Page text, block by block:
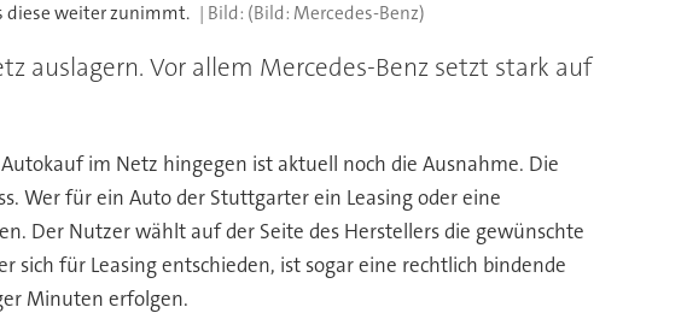
diese weiter zunimmt. (Bild: Mercedes-Benz)
auslagern. Vor allem Mercedes-Benz setzt stark auf
im Netz hingegen ist aktuell noch die Ausnahme. Die
Wer für ein Auto der Stuttgarter ein Leasing oder eine
Der Nutzer wählt auf der Seite des Herstellers die gewünschte
für Leasing entschieden, ist sogar eine rechtlich bindende
Minuten erfolgen.